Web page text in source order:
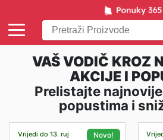
VAŠ VODIČ KROZ
AKCIJE I
Prelistajte
popustima i
Vrijedi do 13. ruj Novo!